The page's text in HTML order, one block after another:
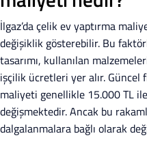
İlgaz’da çelik ev yaptırma
değişiklik gösterebilir. Bu
tasarımı, kullanılan
işçilik ücretleri yer alır.
maliyeti genellikle 15.000 TL
değişmektedir. Ancak bu
dalgalanmalara bağlı olarak